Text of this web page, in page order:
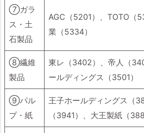
⑦ガラ
ス・土
石製品
AGC（5201）、TOTO（
業（5334）
⑧繊維
製品
東レ（3402）、帝人（
ールディングス（3501）
⑨パル
プ・紙
王子ホールディングス（
（3941）、大王製紙（